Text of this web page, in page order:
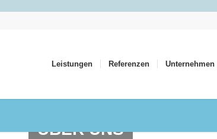
Leistungen Referenzen Unternehmen
ÜBER UNS